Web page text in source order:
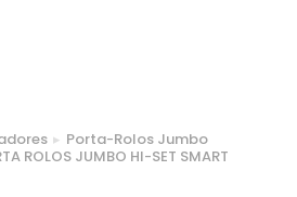
Porta-Rolos Jumbo
ROLOS JUMBO HI-SET SMART